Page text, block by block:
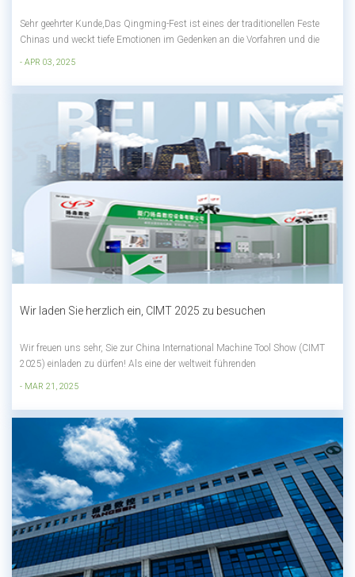
Sehr geehrter Kunde,Das Qingming-Fest ist eines der traditionellen Feste
Chinas und weckt tiefe Emotionen im Gedenken an die Vorfahren und die
Zeremonien wie Gra...
- APR 03, 2025
Wir laden Sie herzlich ein, CIMT 2025 zu besuchen
Wir freuen uns sehr, Sie zur China International Machine Tool Show (CIMT
2025) einladen zu dürfen! Als eine der weltweit führenden
Sie am Stand E4-A103 und...
- MAR 21, 2025